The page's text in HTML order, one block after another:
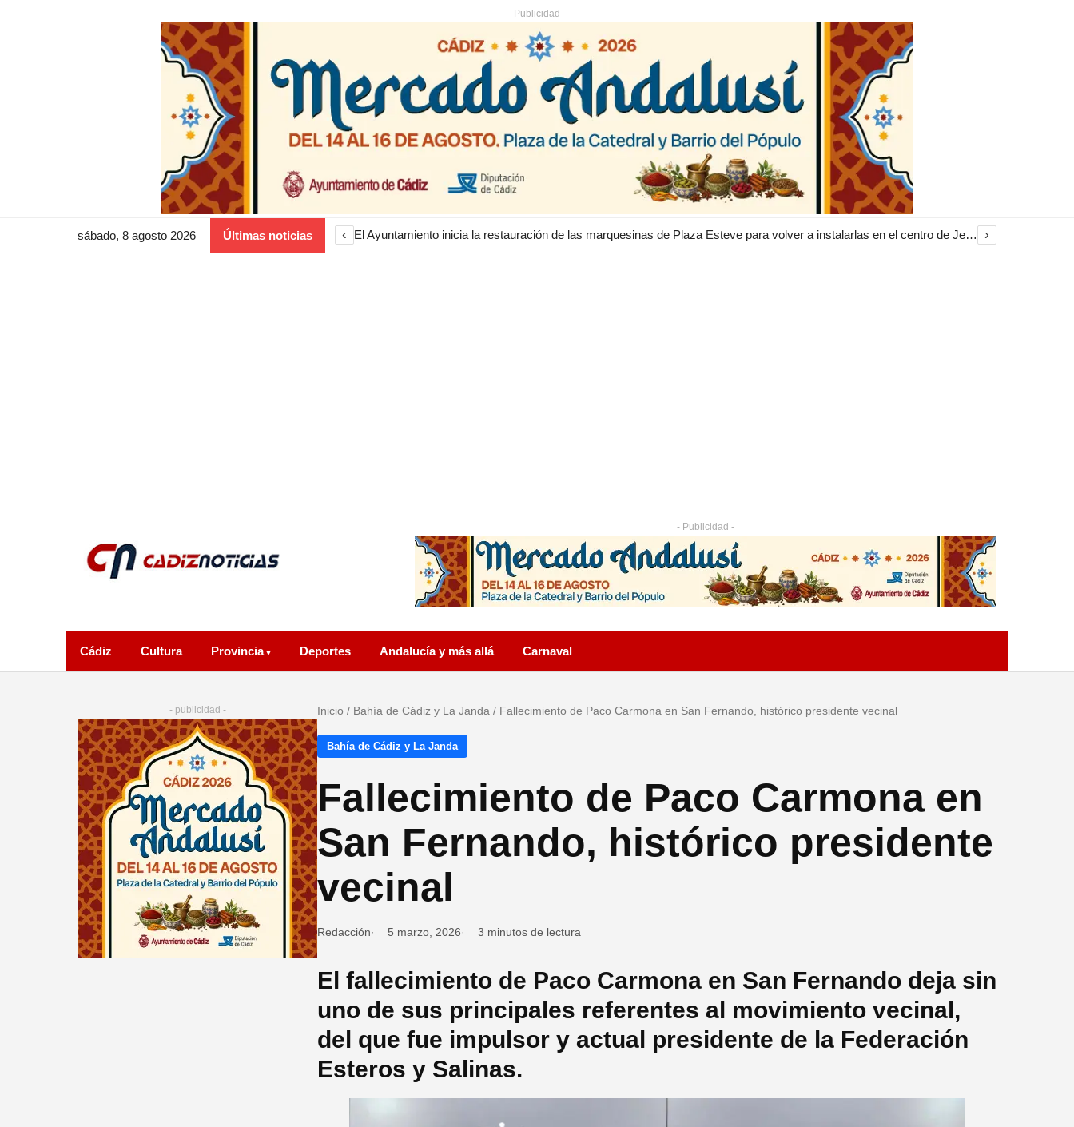
- Publicidad -
sábado, 8 agosto 2026 Últimas noticias ‹ El Ayuntamiento inicia la restauración de las marquesinas de Plaza Esteve para volver a instalarlas en el centro de Jerez ›
- Publicidad -
Cádiz Cultura Provincia Deportes Andalucía y más allá Carnaval
- publicidad - Inicio / Bahía de Cádiz y La Janda / Fallecimiento de Paco Carmona en San Fernando, histórico presidente vecinal
Bahía de Cádiz y La Janda
Fallecimiento de Paco Carmona en
San Fernando, histórico presidente
vecinal
Redacción 5 marzo, 2026 3 minutos de lectura
El fallecimiento de Paco Carmona en San Fernando deja sin
uno de sus principales referentes al movimiento vecinal,
del que fue impulsor y actual presidente de la Federación
Esteros y Salinas.